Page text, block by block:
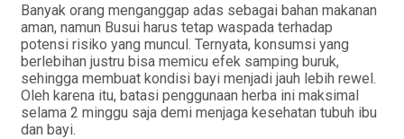
Banyak orang menganggap adas sebagai bahan makanan
aman, namun Busui harus tetap waspada terhadap
potensi risiko yang muncul. Ternyata, konsumsi yang
berlebihan justru bisa memicu efek samping buruk,
sehingga membuat kondisi bayi menjadi jauh lebih rewel.
Oleh karena itu, batasi penggunaan herba ini maksimal
selama 2 minggu saja demi menjaga kesehatan tubuh ibu
dan bayi.